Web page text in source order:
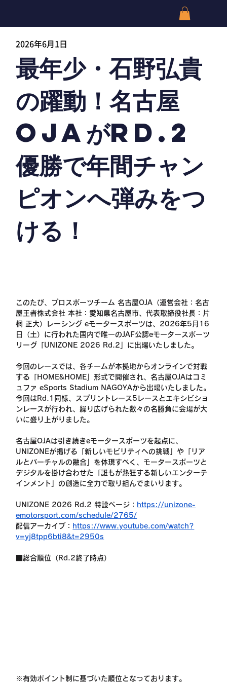
2026年6月1日
最年少・石野弘貴
の躍動！名古屋
OJAがRd.2
優勝で年間チャン
ピオンへ弾みをつ
ける！
このたび、プロスポーツチーム 名古屋OJA（運営会社：名古
屋王者株式会社 本社：愛知県名古屋市、代表取締役社長：片
桐 正大）レーシング eモータースポーツは、2026年5月16
日（土）に行われた国内で唯一のJAF公認eモータースポーツ
リーグ「UNIZONE 2026 Rd.2」に出場いたしました。
今回のレースでは、各チームが本拠地からオンラインで対戦
する「HOME&HOME」形式で開催され、名古屋OJAはコミ
ュファ eSports Stadium NAGOYAから出場いたしました。
今回はRd.1同様、スプリントレース5レースとエキシビショ
ンレースが行われ、繰り広げられた数々の名勝負に会場が大
いに盛り上がりました。
名古屋OJAは引き続きeモータースポーツを起点に、
UNIZONEが掲げる「新しいモビリティへの挑戦」や「リア
ルとバーチャルの融合」を体現すべく、モータースポーツと
デジタルを掛け合わせた「誰もが熱狂する新しいエンターテ
インメント」の創造に全力で取り組んでまいります。
UNIZONE 2026 Rd.2 特設ページ： https://unizone-
emotorsport.com/schedule/2765/
配信アーカイブ： https://www.youtube.com/watch?
v=yj8tpp6bti8&t=2950s
■総合順位（Rd.2終了時点）
※有効ポイント制に基づいた順位となっております。